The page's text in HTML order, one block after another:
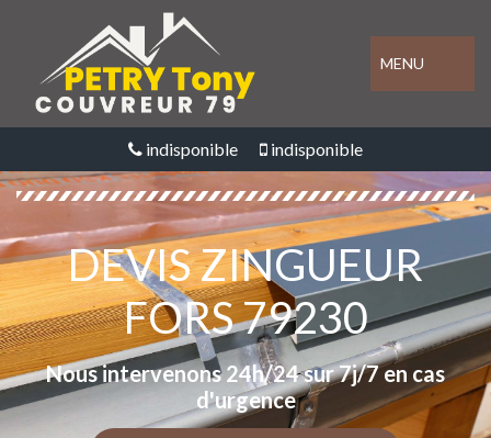
MENU
indisponible indisponible
DEVIS ZINGUEUR
FORS 79230
Nous intervenons 24h/24 sur 7j/7 en cas
d'urgence